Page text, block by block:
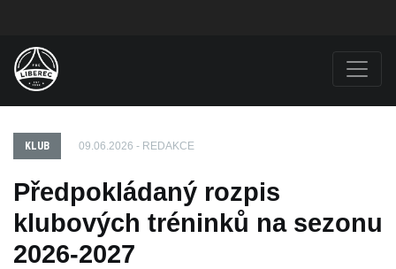
KLUB 09.06.2026 - REDAKCE
Předpokládaný rozpis
klubových tréninků na sezonu
2026-2027